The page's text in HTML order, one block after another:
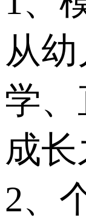
从
学
成长
2、